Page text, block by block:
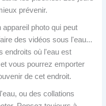
prévenir.
photo qui peut
des vidéos sous l'eau...
endroits où l'eau est
vous pourrez emporter
de cet endroit.
ou des collations